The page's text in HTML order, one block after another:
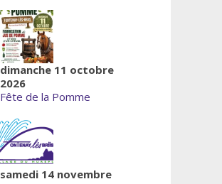
dimanche 11 octobre
2026
Fête de la Pomme
samedi 14 novembre